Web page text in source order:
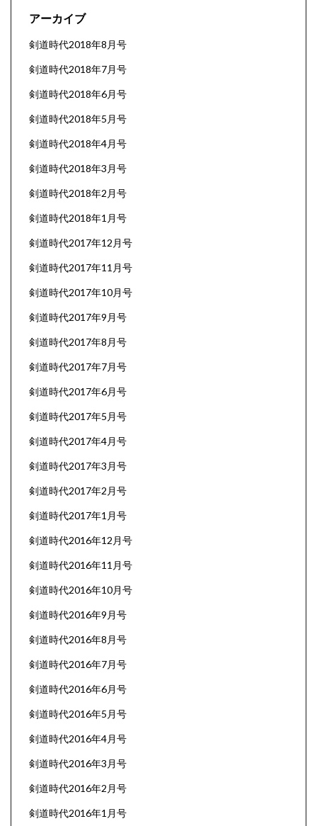
アーカイブ
剣道時代2018年8月号
剣道時代2018年7月号
剣道時代2018年6月号
剣道時代2018年5月号
剣道時代2018年4月号
剣道時代2018年3月号
剣道時代2018年2月号
剣道時代2018年1月号
剣道時代2017年12月号
剣道時代2017年11月号
剣道時代2017年10月号
剣道時代2017年9月号
剣道時代2017年8月号
剣道時代2017年7月号
剣道時代2017年6月号
剣道時代2017年5月号
剣道時代2017年4月号
剣道時代2017年3月号
剣道時代2017年2月号
剣道時代2017年1月号
剣道時代2016年12月号
剣道時代2016年11月号
剣道時代2016年10月号
剣道時代2016年9月号
剣道時代2016年8月号
剣道時代2016年7月号
剣道時代2016年6月号
剣道時代2016年5月号
剣道時代2016年4月号
剣道時代2016年3月号
剣道時代2016年2月号
剣道時代2016年1月号